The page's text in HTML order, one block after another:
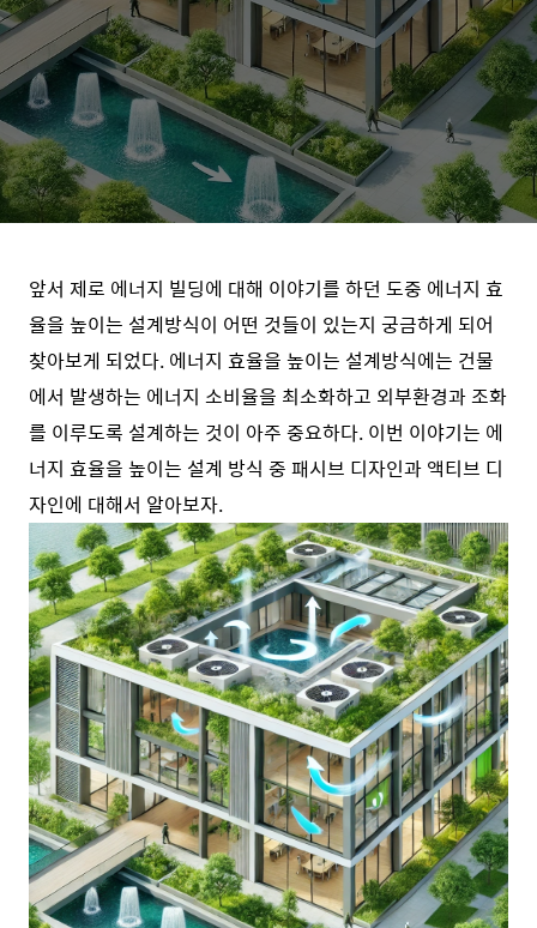
앞서 제로 에너지 빌딩에 대해 이야기를 하던 도중 에너지 효
율을 높이는 설계방식이 어떤 것들이 있는지 궁금하게 되어
찾아보게 되었다. 에너지 효율을 높이는 설계방식에는 건물
에서 발생하는 에너지 소비율을 최소화하고 외부환경과 조화
를 이루도록 설계하는 것이 아주 중요하다. 이번 이야기는 에
너지 효율을 높이는 설계 방식 중 패시브 디자인과 액티브 디
자인에 대해서 알아보자.